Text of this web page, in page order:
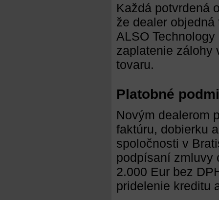
Každá potvrdená
že dealer
ALSO
zaplatenie zálohy
tovaru.
Platobné
Novým dealerom
faktúru, dobierku
spoločnosti v
podpísaní zmluvy
2.000 Eur bez
pridelenie kreditu